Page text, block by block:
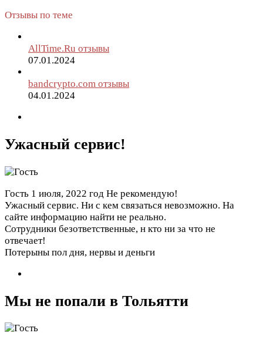
Отзывы по теме
AllTime.Ru отзывы
07.01.2024
bandcrypto.com отзывы
04.01.2024
Ужасный сервис!
Гость 1 июля, 2022 год Не рекомендую!
Ужасный сервис. Ни с кем связаться невозможно. На
сайте информацию найти не реально.
Сотрудники безответственные, н кто ни за что не
отвечает!
Потерыны пол дня, нервы и деньги
Мы не попали в Тольятти